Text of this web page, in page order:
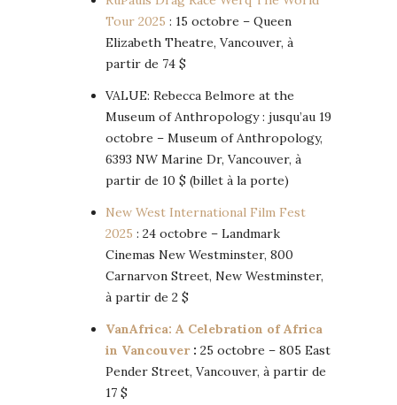
Tour 2025 : 15 octobre – Queen
Elizabeth Theatre, Vancouver, à
partir de 74 $
VALUE: Rebecca Belmore at the
Museum of Anthropology : jusqu’au 19
octobre – Museum of Anthropology,
6393 NW Marine Dr, Vancouver, à
partir de 10 $ (billet à la porte)
New West International Film Fest
2025 : 24 octobre – Landmark
Cinemas New Westminster, 800
Carnarvon Street, New Westminster,
à partir de 2 $
VanAfrica: A Celebration of Africa
in Vancouver: 25 octobre – 805 East
Pender Street, Vancouver, à partir de
17 $